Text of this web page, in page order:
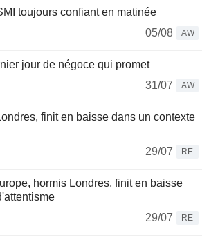
toujours confiant en matinée
05/08
AW
jour de négoce qui promet
31/07
AW
finit en baisse dans un contexte
29/07
RE
hormis Londres, finit en baisse
29/07
RE